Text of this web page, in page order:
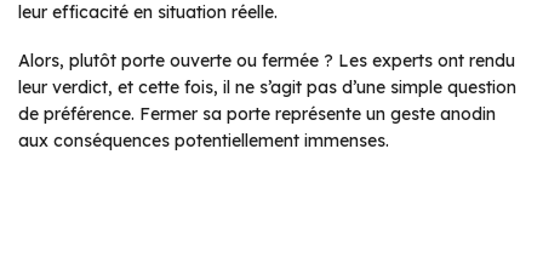
leur efficacité en situation réelle.
Alors, plutôt porte ouverte ou fermée ? Les experts ont rendu
leur verdict, et cette fois, il ne s’agit pas d’une simple question
de préférence. Fermer sa porte représente un geste anodin
aux conséquences potentiellement immenses.